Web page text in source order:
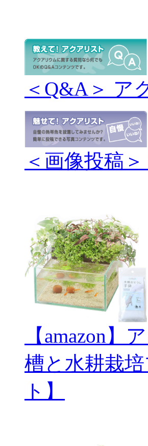
＜Q&A＞ ア
＜画像投稿
【amazon
槽と水耕栽
ト】